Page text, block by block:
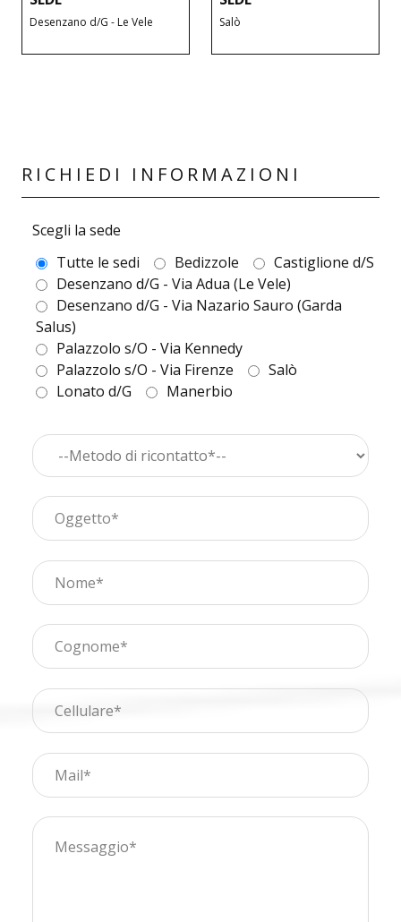
Desenzano d/G - Le Vele Salò
RICHIEDI INFORMAZIONI
Scegli la sede
Tutte le sedi
Bedizzole
Castiglione d/S
Desenzano d/G - Via Adua (Le Vele)
Desenzano d/G - Via Nazario Sauro (Garda
Salus)
Palazzolo s/O - Via Kennedy
Palazzolo s/O - Via Firenze
Salò
Lonato d/G
Manerbio